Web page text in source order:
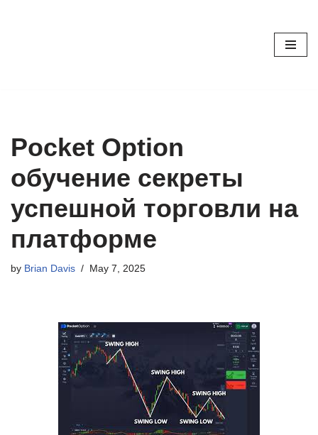
Pocket Option
обучение секреты
успешной торговли на
платформе
by Brian Davis May 7, 2025